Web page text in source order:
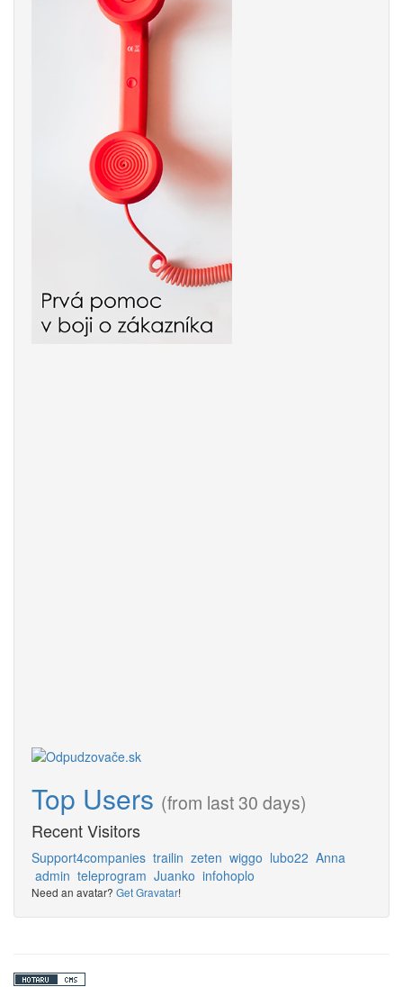
Top Users (from last 30 days)
Recent Visitors
Support4companies trailin zeten wiggo lubo22 Anna
admin teleprogram Juanko infohoplo
Need an avatar? Get Gravatar!